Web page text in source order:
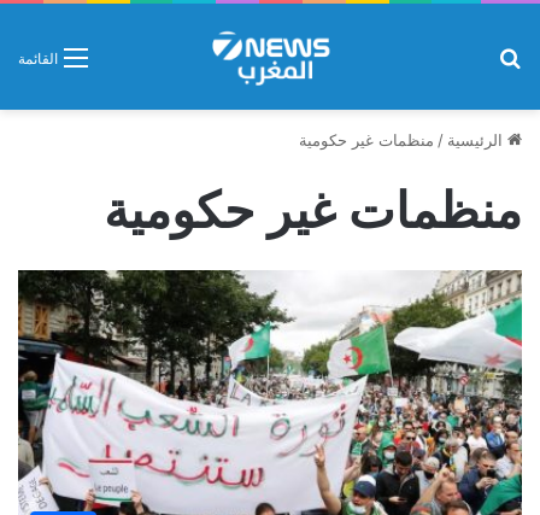
القائمة
الرئيسية / منظمات غير حكومية
منظمات غير حكومية